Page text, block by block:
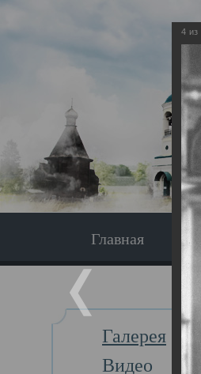
Главная
Галерея
Видео
4 из